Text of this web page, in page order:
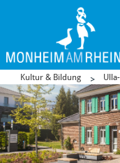
Kultur & Bildung